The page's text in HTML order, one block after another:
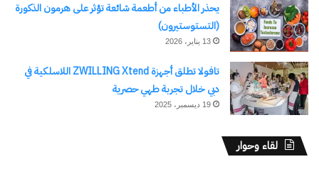
يحذر الأطباء من أطعمة شائعة تؤثر على هرمون الذكورة
(التستوستيرون)
13 يناير، 2026
تافولا تطلق أجهزة ZWILLING Xtend اللاسلكية في
دبي خلال تجربة طهي حصرية
19 ديسمبر، 2025
لقاء وحوار